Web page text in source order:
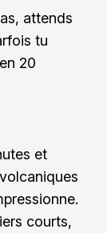
attends
tu
20
et
courts,